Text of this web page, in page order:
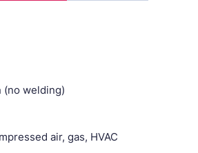
(no welding)
air, gas, HVAC